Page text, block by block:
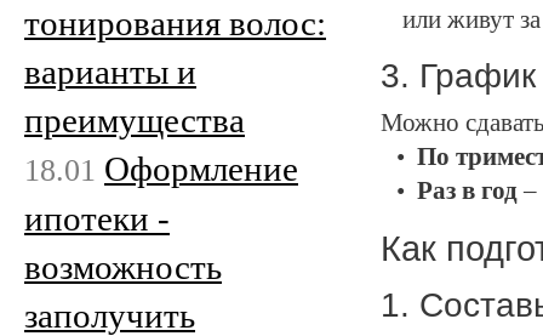
или живут
3. График
Можно
По
Раз в год –
Как
1.
тонирования волос:
варианты и
преимущества
18.01 Оформление
ипотеки -
возможность
заполучить